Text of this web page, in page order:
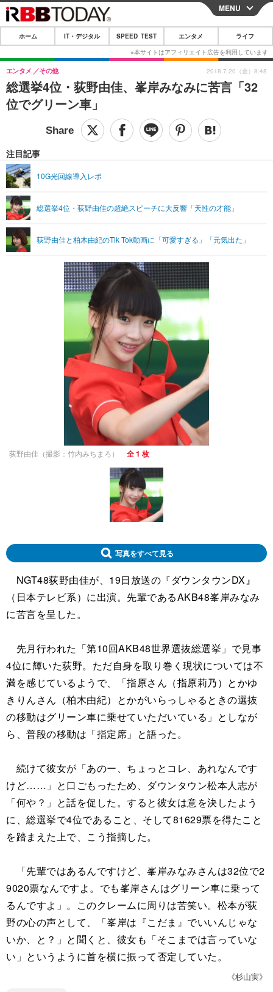
CLOSE
ホーム
IT・デジタル
IT・デジタルTOP スマートフォン
ショッピング その他
SPEED TEST
エンタメTOP 映画・ドラマ
グラビア ブログ
ショッピング その他
ライフTOP
リリース一覧
プッシュ通知の停止方法
MENU
ホーム IT・デジタル SPEED TEST エンタメ ライフ
総選挙4位・荻野由佳、峯岸みなみに苦言「32
位でグリーン車」
エンタメ その他
注目記事
10G光回線導入レポ
総選挙4位・荻野由佳の超絶スピーチに大反響「天性の才能」
荻野由佳と柏木由紀のTik Tok動画に「可愛すぎる」「元気出た」
2018.7.20（金）8:48
荻野由佳（撮影：竹内みちまろ） 全 1 枚
写真をすべて見る
NGT48荻野由佳が、19日放送の『ダウンタウンDX』
（日本テレビ系）に出演。先輩であるAKB48峯岸みなみ
に苦言を呈した。
先月行われた「第10回AKB48世界選抜総選挙」で見事
4位に輝いた荻野。ただ自身を取り巻く現状については不
満を感じているようで、「指原さん（指原莉乃）とかゆ
きりんさん（柏木由紀）とかがいらっしゃるときの選抜
の移動はグリーン車に乗せていただいている」としなが
ら、普段の移動は「指定席」と語った。
続けて彼女が「あのー、ちょっとコレ、あれなんです
けど……」と口ごもったため、ダウンタウン松本人志が
「何や？」と話を促した。すると彼女は意を決したよう
に、総選挙で4位であること、そして81629票を得たこと
を踏まえた上で、こう指摘した。
「先輩ではあるんですけど、峯岸みなみさんは32位で2
9020票なんですよ。でも峯岸さんはグリーン車に乗って
るんですよ」。このクレームに周りは苦笑い。松本が荻
野の心の声として、「峯岸は『こだま』でいいんじゃな
いか、と？」と聞くと、彼女も「そこまでは言っていな
い」というように首を横に振って否定していた。
《杉山実》